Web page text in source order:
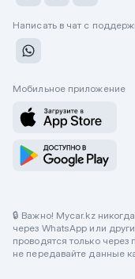
Написать в чат с
Мобильное приложение
🔒 Важно! Mycar.kz
через WhatsApp или
проводятся только
не передавайте данные